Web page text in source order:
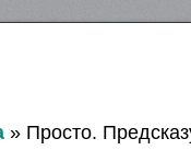
» Просто.